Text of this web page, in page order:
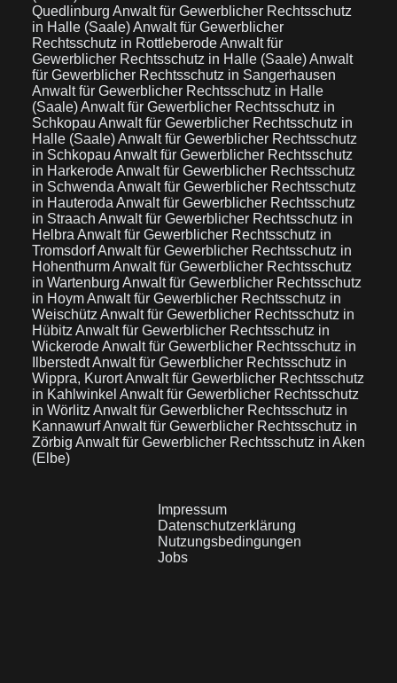
Quedlinburg Anwalt für Gewerblicher Rechtsschutz
in Halle (Saale)Anwalt für Gewerblicher
Rechtsschutz in RottleberodeAnwalt für
Gewerblicher Rechtsschutz in Halle (Saale)Anwalt
für Gewerblicher Rechtsschutz in Sangerhausen
Anwalt für Gewerblicher Rechtsschutz in Halle
(Saale)Anwalt für Gewerblicher Rechtsschutz in
Schkopau Anwalt für Gewerblicher Rechtsschutz in
Halle (Saale)Anwalt für Gewerblicher Rechtsschutz
in Schkopau Anwalt für Gewerblicher Rechtsschutz
in HarkerodeAnwalt für Gewerblicher Rechtsschutz
in Schwenda Anwalt für Gewerblicher Rechtsschutz
in Hauteroda Anwalt für Gewerblicher Rechtsschutz
in Straach Anwalt für Gewerblicher Rechtsschutz in
Helbra Anwalt für Gewerblicher Rechtsschutz in
TromsdorfAnwalt für Gewerblicher Rechtsschutz in
HohenthurmAnwalt für Gewerblicher Rechtsschutz
in Wartenburg Anwalt für Gewerblicher Rechtsschutz
in HoymAnwalt für Gewerblicher Rechtsschutz in
Weischütz Anwalt für Gewerblicher Rechtsschutz in
Hübitz Anwalt für Gewerblicher Rechtsschutz in
WickerodeAnwalt für Gewerblicher Rechtsschutz in
IlberstedtAnwalt für Gewerblicher Rechtsschutz in
Wippra, KurortAnwalt für Gewerblicher Rechtsschutz
in Kahlwinkel Anwalt für Gewerblicher Rechtsschutz
in Wörlitz Anwalt für Gewerblicher Rechtsschutz in
KannawurfAnwalt für Gewerblicher Rechtsschutz in
Zörbig Anwalt für Gewerblicher Rechtsschutz in Aken
(Elbe)
Impressum
Datenschutzerklärung
Nutzungsbedingungen
Jobs